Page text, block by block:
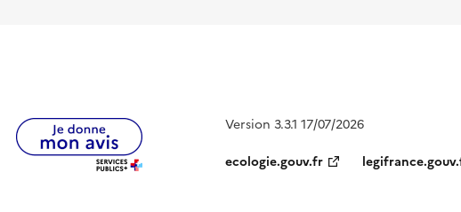
Version 3.3.1 17/07/2026
ecologie.gouv.fr